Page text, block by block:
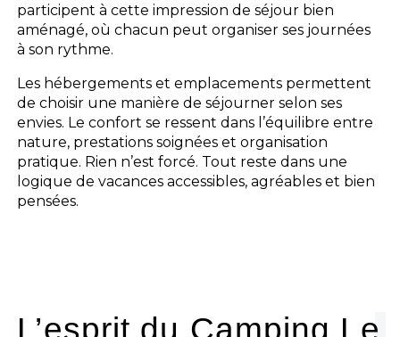
participent à cette impression de séjour bien
aménagé, où chacun peut organiser ses journées
à son rythme.
Les hébergements et emplacements permettent
de choisir une manière de séjourner selon ses
envies. Le confort se ressent dans l’équilibre entre
nature, prestations soignées et organisation
pratique. Rien n’est forcé. Tout reste dans une
logique de vacances accessibles, agréables et bien
pensées.
L’esprit du Camping Le